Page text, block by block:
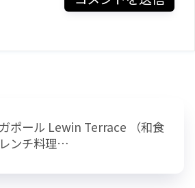
ポール Lewin Terrace （和食
ンチ料理…